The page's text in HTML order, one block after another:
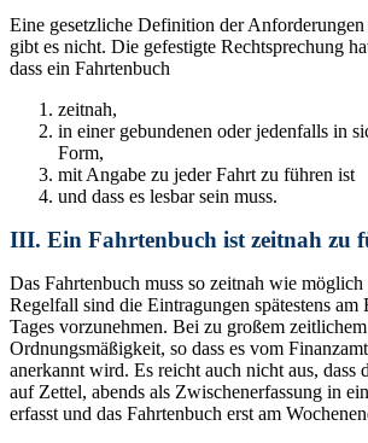
Eine gesetzliche Definition der Anforderungen
gibt es nicht. Die gefestigte Rechtsprechung
dass ein Fahrtenbuch
zeitnah,
in einer gebundenen oder jedenfalls in
Form,
mit Angabe zu jeder Fahrt zu führen ist
und dass es lesbar sein muss.
III. Ein Fahrtenbuch ist zeitnah zu
Das Fahrtenbuch muss so zeitnah wie
Regelfall sind die Eintragungen spätestens am
Tages vorzunehmen. Bei zu großem
Ordnungsmäßigkeit, so dass es vom
anerkannt wird. Es reicht auch nicht aus, dass
auf Zettel, abends als Zwischenerfassung in
erfasst und das Fahrtenbuch erst am